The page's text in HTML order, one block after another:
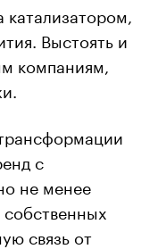
Выстоять и
компаниям,
с
не менее
связь от